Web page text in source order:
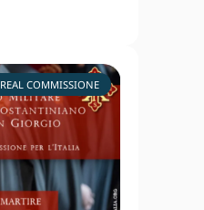
REAL COMMISSIONE